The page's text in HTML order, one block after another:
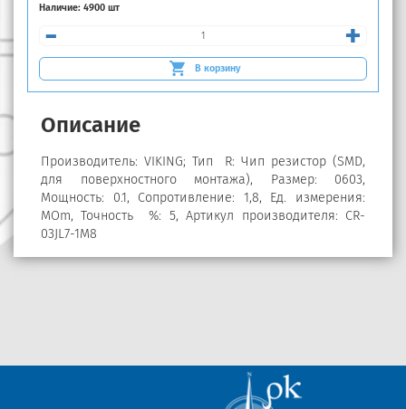
Наличие: 4900 шт
- +
В корзину
Описание
Производитель: VIKING; Тип R: Чип резистор (SMD,
для поверхностного монтажа), Размер: 0603,
Мощность: 0.1, Сопротивление: 1,8, Ед. измерения:
MOm, Точность %: 5, Артикул производителя: CR-
03JL7-1M8